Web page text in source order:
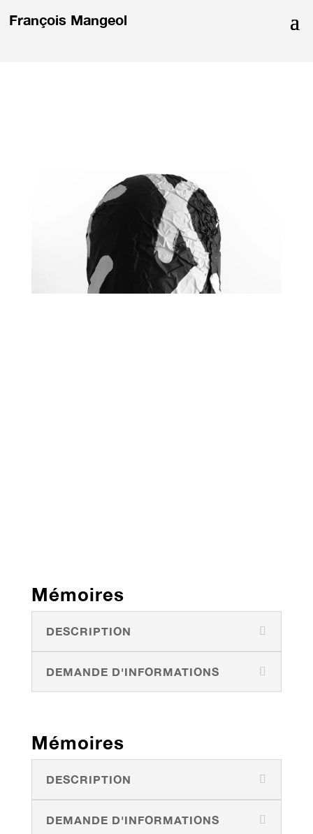
François Mangeol
Mémoires
DESCRIPTION
DEMANDE D'INFORMATIONS
Mémoires
DESCRIPTION
DEMANDE D'INFORMATIONS